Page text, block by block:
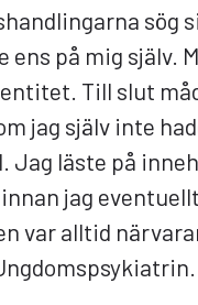
sög
ens på mig själv.
Till slut
jag själv inte
Jag läste på
jag
var alltid